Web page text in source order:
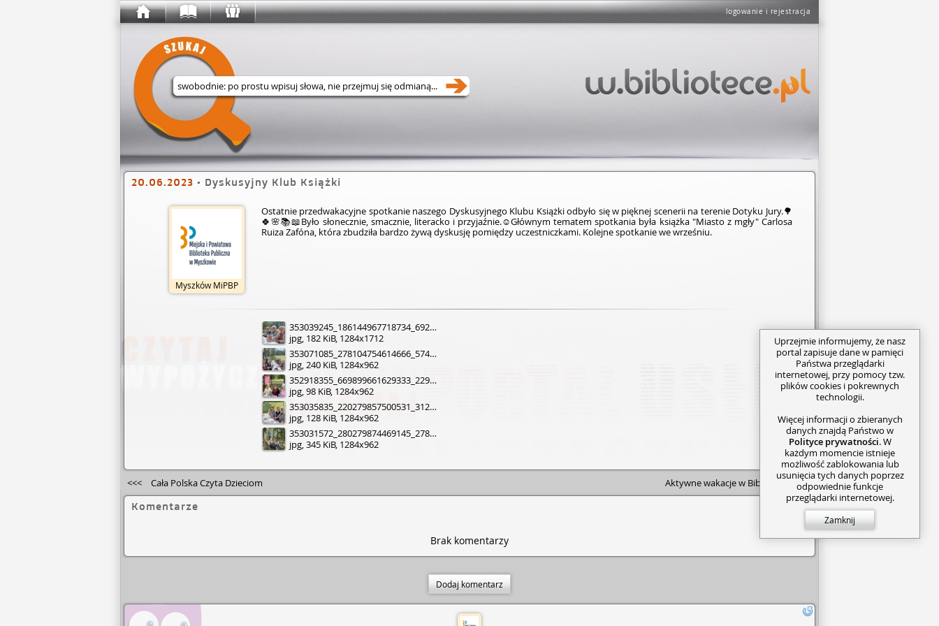
logowanie i rejestracja
Wyszukaj w serwisie
20.06.2023 • Dyskusyjny Klub Książki
Myszków MiPBP
Ostatnie przedwakacyjne spotkanie naszego Dyskusyjnego Klubu Książki odbyło się w pięknej scenerii na terenie Dotyku Jury.🌳
🍀🌸📚📖Było słonecznie, smacznie, literacko i przyjaźnie.☺️Głównym tematem spotkania była książka "Miasto z mgły" Carlosa
Ruiza Zafóna, która zbudziła bardzo żywą dyskusję pomiędzy uczestniczkami. Kolejne spotkanie we wrześniu.
353039245_186144967718734_6920272356595101029_n
jpg, 182 KiB, 1284x1712
353071085_278104754614666_5743377093592746279_n
jpg, 240 KiB, 1284x962
352918355_669899661629333_229284935256990869_n
jpg, 98 KiB, 1284x962
353035835_220279857500531_3124340901824660937_n
jpg, 128 KiB, 1284x962
353031572_280279874469145_2785934898404426155_n
jpg, 345 KiB, 1284x962
<<< Cała Polska Czyta Dzieciom Aktywne wakacje w Bibliotece >>>
Komentarze
Brak komentarzy
Dodaj komentarz
Uprzejmie informujemy, że nasz
portal zapisuje dane w pamięci
Państwa przeglądarki
internetowej, przy pomocy tzw.
plików cookies i pokrewnych
technologii.
Więcej informacji o zbieranych
danych znajdą Państwo w
Polityce prywatności. W
każdym momencie istnieje
możliwość zablokowania lub
usunięcia tych danych poprzez
odpowiednie funkcje
przeglądarki internetowej.
Zamknij